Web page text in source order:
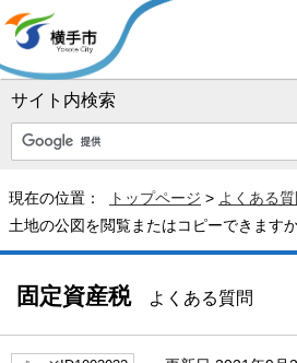
サイト内検索
現在の位置： トップページ > よくある質
土地の公図を閲覧またはコピーできますか
固定資産税よくある質問